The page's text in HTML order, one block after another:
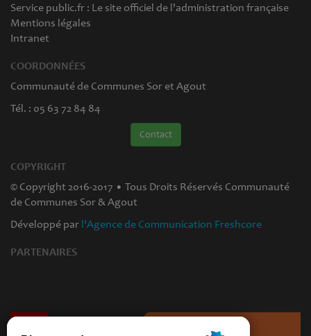
Service public.fr : Le site officiel de l'administration française
Mentions légales
Intranet
COORDONNÉES
Communauté de Communes Sor et Agout
Tél. : 05 63 72 84 84
Contact
COPYRIGHT
© Copyright 2016-2017 • Tous Droits Réservés Communauté
de Communes Sor & Agout
Développé par l'Agence de Communication Freshcore
PARTENAIRES